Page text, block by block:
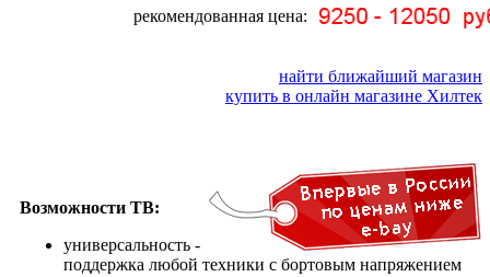
рекомендованная цена:
найти ближайший магазин
купить в онлайн магазине Хилтек
Возможности TB:
универсальность -
поддержка любой техники с бортовым напряжением